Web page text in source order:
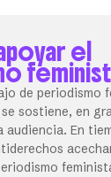
el
de periodismo
sostiene, en
audiencia. En